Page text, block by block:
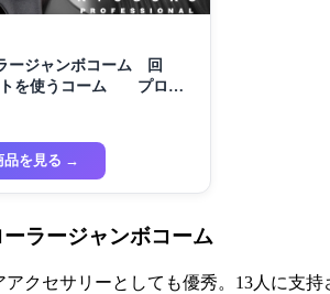
ージャンボコーム 回
を使うコーム プロ仕
品を見る →
ラージャンボコーム
クセサリーとしても優秀。13人に支